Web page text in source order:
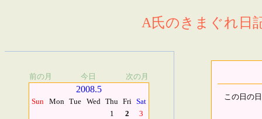
A氏のきまぐれ日
前の月 今日 次の月
2008.5
Sun Mon Tue Wed Thu Fri Sat
1
2
3
この日の